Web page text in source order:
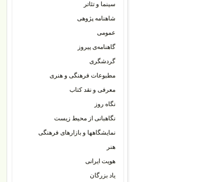
سینما و تئاتر
شاهنامه پژوهی
عمومی
گاهنامه‌ی پیروز
گردشگری
مطبوعات فرهنگی و هنری
معرفی و نقد کتاب
نگاه روز
نگاهبانی از محیط زیست
نمایشگاهها و بازارهای فرهنگی
هنر
هویت ایرانی
یاد بزرگان